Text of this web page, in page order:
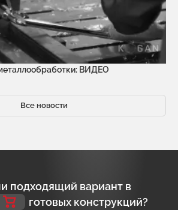
ВИДЕО
Все новости
подходящий вариант в
готовых конструкций?